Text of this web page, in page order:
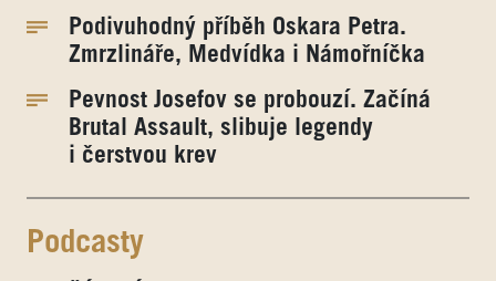
Podivuhodný příběh Oskara Petra.
Zmrzlináře, Medvídka i Námořníčka
Pevnost Josefov se probouzí. Začíná
Brutal Assault, slibuje legendy
i čerstvou krev
Podcasty